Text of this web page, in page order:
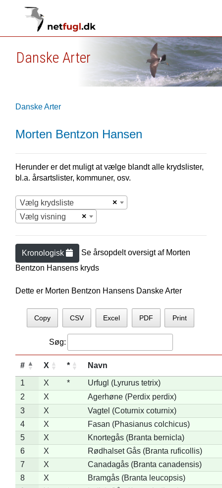
Danske Arter
Danske Arter
Morten Bentzon Hansen
Herunder er det muligt at vælge blandt alle krydslister,
bl.a. årsartslister, kommuner, osv.
×
Vælg krydsliste
×
Vælg visning
Kronologisk Se årsopdelt oversigt af Morten
Bentzon Hansens kryds
Dette er Morten Bentzon Hansens Danske Arter
Copy CSV Excel PDF Print
Søg:
# X * Navn
1 X *
Urfugl (Lyrurus tetrix)
2
X
Agerhøne (Perdix perdix)
3
X
Vagtel (Coturnix coturnix)
4
X
Fasan (Phasianus colchicus)
5
X
Knortegås (Branta bernicla)
6
X
Rødhalset Gås (Branta ruficollis)
7
X
Canadagås (Branta canadensis)
8
X
Bramgås (Branta leucopsis)